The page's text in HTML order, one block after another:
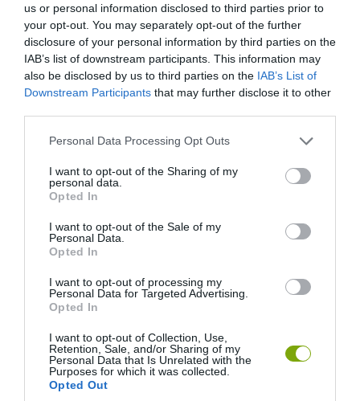
us or personal information disclosed to third parties prior to
your opt-out. You may separately opt-out of the further
disclosure of your personal information by third parties on the
IAB’s list of downstream participants. This information may
also be disclosed by us to third parties on the IAB’s List of
Downstream Participants that may further disclose it to other
Please note that this website/app uses one or more Google
not limited to your visit or usage behaviour. You may click to
grant or deny consent to Google and its third-party tags to
use your data for below specified purposes in below Google
consent section.
Personal Data Processing Opt Outs
I want to opt-out of the Sharing of my
personal data.
Opted In
I want to opt-out of the Sale of my
Personal Data.
Opted In
I want to opt-out of processing my
Personal Data for Targeted Advertising.
Opted In
I want to opt-out of Collection, Use,
Retention, Sale, and/or Sharing of my
Personal Data that Is Unrelated with the
Purposes for which it was collected.
Opted Out
8. Szegfűszeg olaj
Állítólag legjobban a kikelő gyom-magoncokon fejti ki a hatását a
vízzel kevert szegfűszeg olaj.